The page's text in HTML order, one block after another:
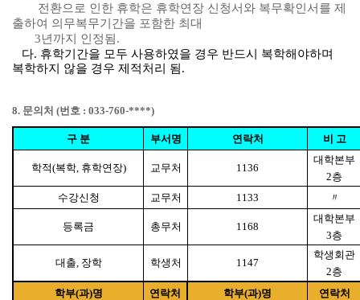
전환으로 인한 휴학은 휴학연장 신청서와 복무확인서를 제
출하여 의무복무기간을 포함한 최대
3년까지 인정됨.
다. 휴학기간을 모두 사용하였을 경우 반드시 복학해야하며
복학하지 않을 경우 제적처리 됨.
8. 문의처 (번호 : 033-760-****)
구 분 부서명 연락처 비 고
학적(복학, 휴학연장) 교무처 1136
대학본부
2층
수강신청
교무처 1133 〃
등록금 총무처 1168
대학본부
3층
대출, 장학 학생처 1147
학생회관
2층
학부(과)명 연락처 학부(과)명 연락처